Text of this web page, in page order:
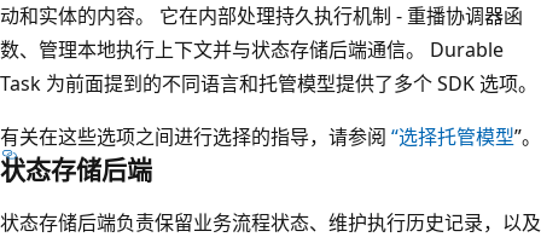
动和实体的内容。 它在内部处理持久执行机制 - 重播协调器函
数、管理本地执行上下文并与状态存储后端通信。 Durable
Task 为前面提到的不同语言和托管模型提供了多个 SDK 选项。
有关在这些选项之间进行选择的指导，请参阅 “选择托管模型”。
状态存储后端
状态存储后端负责保留业务流程状态、维护执行历史记录，以及